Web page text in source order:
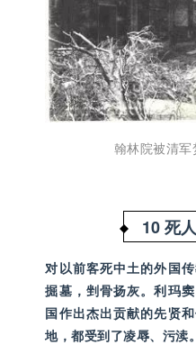
翰林院被清
10 死
对以前客死中土的外国
掘墓，剉骨扬灰。利玛
国作出杰出贡献的先贤
地，都受到了凌辱、污渎。